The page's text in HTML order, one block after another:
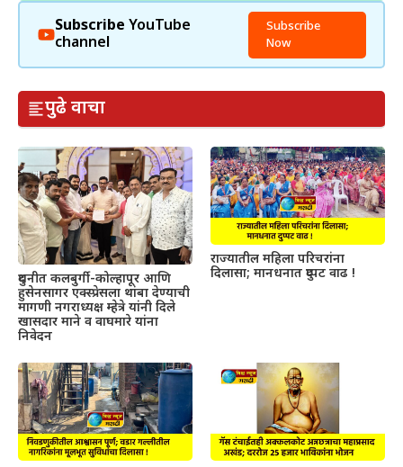
Subscribe YouTube
channel
Subscribe
Now
पुढे वाचा
दुधनीत कलबुर्गी-कोल्हापूर आणि
हुसेनसागर एक्स्प्रेसला थांबा देण्याची
मागणी नगराध्यक्ष म्हेत्रे यांनी दिले
खासदार माने व वाघमारे यांना
निवेदन
राज्यातील महिला परिचरांना
दिलासा; मानधनात दुप्पट वाढ !